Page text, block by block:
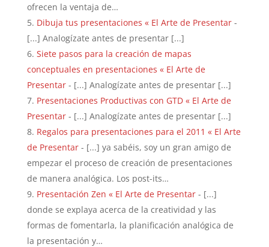
ofrecen la ventaja de…
Dibuja tus presentaciones « El Arte de Presentar-
[...] Analogízate antes de presentar [...]
Siete pasos para la creación de mapas
conceptuales en presentaciones « El Arte de
Presentar- [...] Analogízate antes de presentar [...]
Presentaciones Productivas con GTD « El Arte de
Presentar- [...] Analogízate antes de presentar [...]
Regalos para presentaciones para el 2011 « El Arte
de Presentar- [...] ya sabéis, soy un gran amigo de
empezar el proceso de creación de presentaciones
de manera analógica. Los post-its…
Presentación Zen « El Arte de Presentar- [...]
donde se explaya acerca de la creatividad y las
formas de fomentarla, la planificación analógica de
la presentación y…